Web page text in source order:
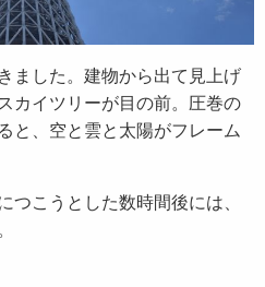
ました。建物から出て見上げ
カイツリーが目の前。圧巻の
と、空と雲と太陽がフレーム
つこうとした数時間後には、